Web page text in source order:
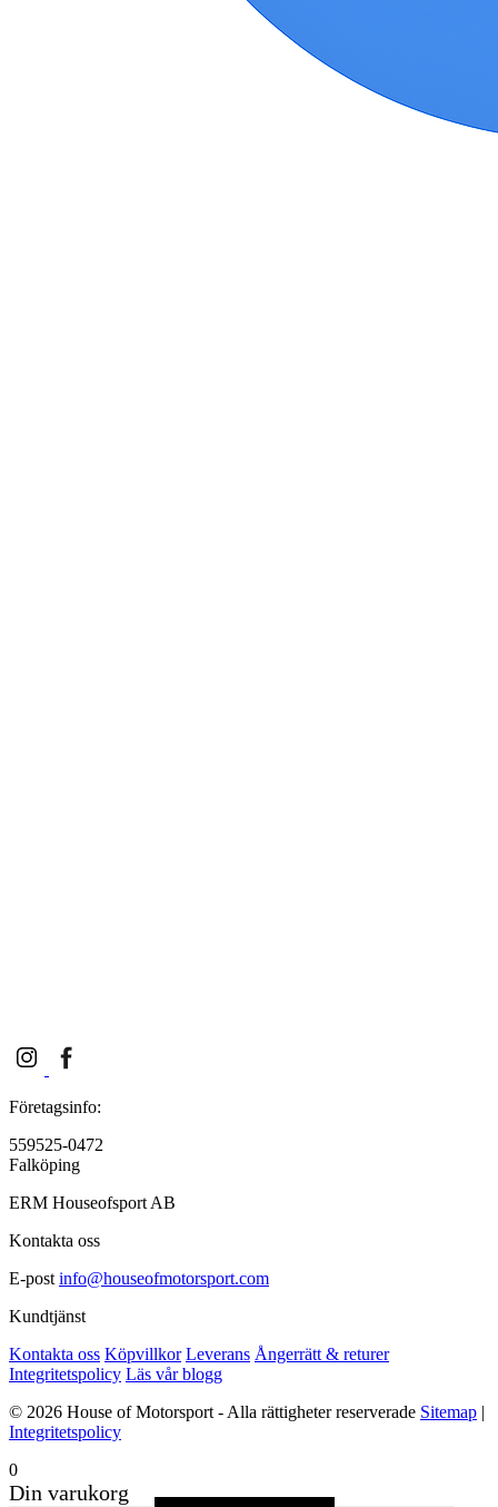
Företagsinfo:
559525-0472
Falköping
ERM Houseofsport AB
Kontakta oss
E-post info@houseofmotorsport.com
Kundtjänst
Kontakta oss Köpvillkor Leverans Ångerrätt & returer
Integritetspolicy Läs vår blogg
© 2026 House of Motorsport - Alla rättigheter reserverade Sitemap |
Integritetspolicy
0
Din varukorg